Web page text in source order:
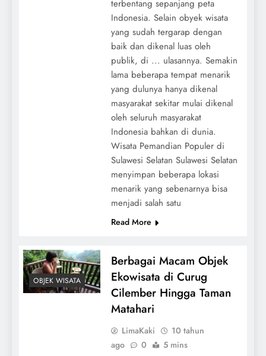
terbentang sepanjang peta
Indonesia. Selain obyek wisata
yang sudah tergarap dengan
baik dan dikenal luas oleh
publik, di ... ulasannya. Semakin
lama beberapa tempat menarik
yang dulunya hanya dikenal
masyarakat sekitar mulai dikenal
oleh seluruh masyarakat
Indonesia bahkan di dunia.
Wisata Pemandian Populer di
Sulawesi Selatan Sulawesi Selatan
menyimpan beberapa lokasi
menarik yang sebenarnya bisa
menjadi salah satu
Read More
OBJEK WISATA
Berbagai Macam Objek
Ekowisata di Curug
Cilember Hingga Taman
Matahari
LimaKaki
10 tahun
ago
0 5 mins